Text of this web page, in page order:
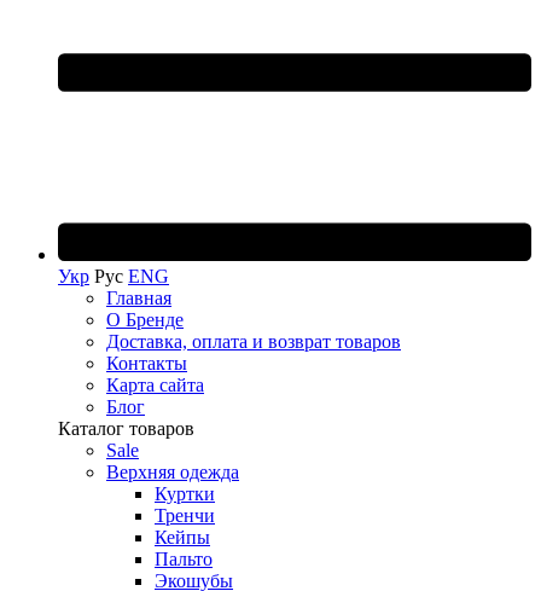
Укр Рус ENG
Главная
О Бренде
Доставка, оплата и возврат товаров
Контакты
Карта сайта
Блог
Каталог товаров
Sale
Верхняя одежда
Куртки
Тренчи
Кейпы
Пальто
Экошубы